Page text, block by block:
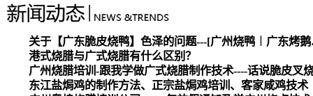
关于【广
港式烧腊与广式烧腊有什么区别？
广州烧腊培训-跟我学做广式烧腊制作技术----话说脆皮叉
东江盐焗鸡的制作方法、正宗盐焗鸡培训、客家咸鸡技术